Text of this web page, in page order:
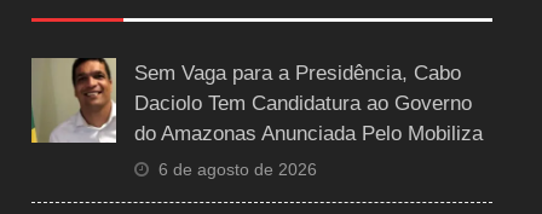
Sem Vaga para a Presidência, Cabo
Daciolo Tem Candidatura ao Governo
do Amazonas Anunciada Pelo Mobiliza
6 de agosto de 2026